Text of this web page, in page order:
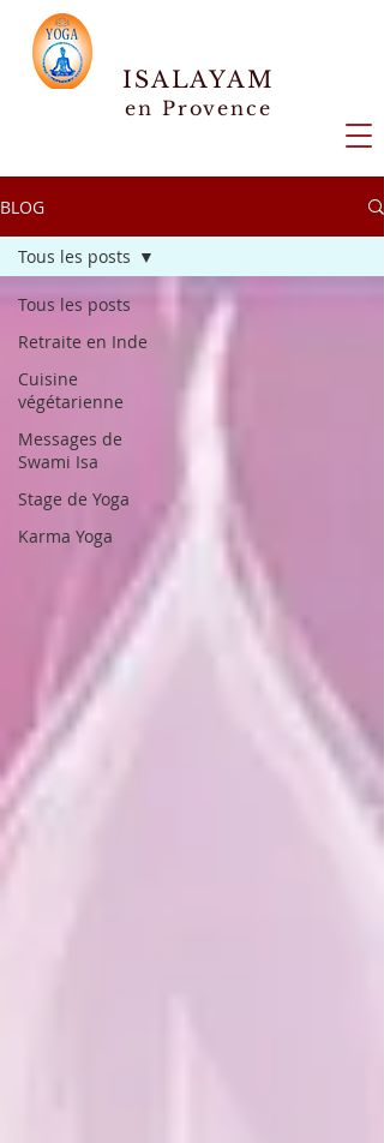
ISALAYAM
en Provence
BLOG
Tous les posts
Retraite en Inde
Cuisine
végétarienne
Messages de
Swami Isa
Stage de Yoga
Karma Yoga
Tous les posts